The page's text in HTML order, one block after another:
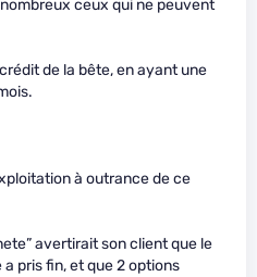
ceux qui ne peuvent
de la bête, en ayant une
à outrance de ce
avertirait son client que le
pris fin, et que 2 options